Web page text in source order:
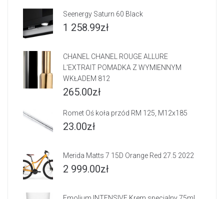
Seenergy Saturn 60 Black
1 258.99zł
CHANEL CHANEL ROUGE ALLURE
L'EXTRAIT POMADKA Z WYMIENNYM
WKŁADEM 812
265.00zł
Romet Oś koła przód RM 125, M12x185
23.00zł
Merida Matts 7 15D Orange Red 27.5 2022
2 999.00zł